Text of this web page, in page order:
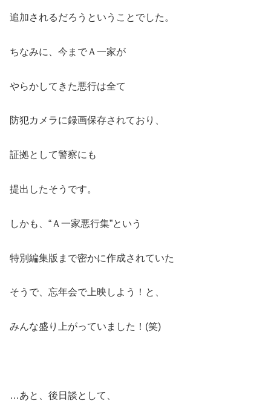
追加されるだろうということでした。
ちなみに、今までＡ一家が
やらかしてきた悪行は全て
防犯カメラに録画保存されており、
証拠として警察にも
提出したそうです。
しかも、“Ａ一家悪行集”という
特別編集版まで密かに作成されていた
そうで、忘年会で上映しよう！と、
みんな盛り上がっていました！(笑)
…あと、後日談として、